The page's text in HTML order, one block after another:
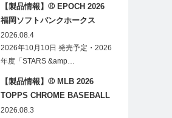
【製品情報】⚾ EPOCH 2026
福岡ソフトバンクホークス
STARS&LEGENDS ベースボー
ルカード
2026.08.4
2026年10月10日 発売予定・2026
年度「STARS &amp…
【製品情報】⚾ MLB 2026
TOPPS CHROME BASEBALL
LOGOFRACTOR
2026.08.3